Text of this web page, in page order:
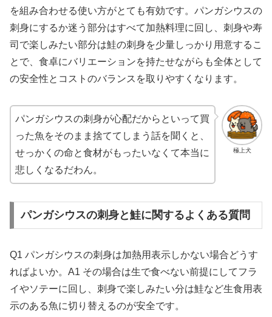
を組み合わせる使い方がとても有効です。パンガシウスの
刺身にするか迷う部分はすべて加熱料理に回し、刺身や寿
司で楽しみたい部分は鮭の刺身を少量しっかり用意するこ
とで、食卓にバリエーションを持たせながらも全体として
の安全性とコストのバランスを取りやすくなります。
極上犬
パンガシウスの刺身が心配だからといって買
った魚をそのまま捨ててしまう話を聞くと、
せっかくの命と食材がもったいなくて本当に
悲しくなるだわん。
パンガシウスの刺身と鮭に関するよくある質問
Q1 パンガシウスの刺身は加熱用表示しかない場合どうす
ればよいか。A1 その場合は生で食べない前提にしてフラ
イやソテーに回し、刺身で楽しみたい分は鮭など生食用表
示のある魚に切り替えるのが安全です。